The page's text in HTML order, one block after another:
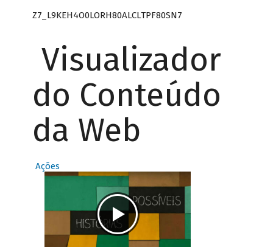
Z7_L9KEH4O0LORH80ALCLTPF80SN7
Visualizador
do Conteúdo
da Web
Ações